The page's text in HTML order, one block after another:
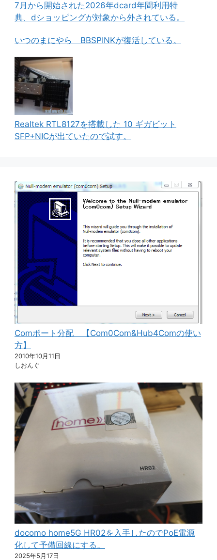
7月から開始された2026年dcard年間利用特
典、dショッピングが対象から外されている。
いつのまにやら BBSPINKが復活している。
Realtek RTL8127を搭載した 10 ギガビット
SFP+NICが出ていたので試す。
Comポート分配 【Com0Com&Hub4Comの使い
方】
2010年10月11日
しおんぐ
docomo home5G HR02を入手したのでPoE電源
化して予備回線にする。
2025年5月17日